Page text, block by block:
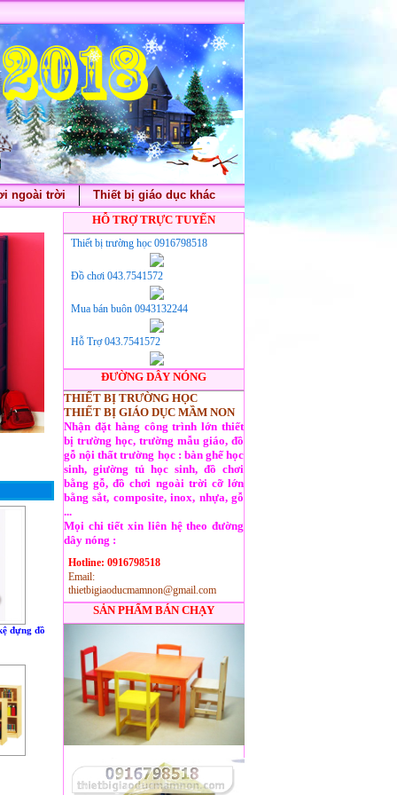
ngoài trời Thiết bị giáo dục khác
đựng đồ
HỖ TRỢ TRỰC TUYẾN
Thiết bị trường học 0916798518
Đồ chơi 043.7541572
Mua bán buôn 0943132244
Hỗ Trợ 043.7541572
ĐƯỜNG DÂY NÓNG
THIẾT BỊ TRƯỜNG HỌC
THIẾT BỊ GIÁO DỤC MẦM NON
Nhận đặt hàng công trình lớn thiết
bị trường học, trường mẫu giáo, đồ
gỗ nội thất trường học : bàn ghế học
sinh, giường tủ học sinh, đồ chơi
bằng gỗ, đồ chơi ngoài trời cỡ lớn
bằng sắt, composite, inox, nhựa, gỗ
...
Mọi chi tiết xin liên hệ theo đường
dây nóng :
Hotline: 0916798518
Email:
thietbigiaoducmamnon@gmail.com
SẢN PHẨM BÁN CHẠY